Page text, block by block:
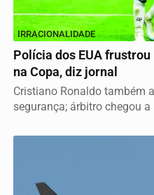
IRRACIONALIDADE
Polícia dos EUA
na Copa, diz jornal
Cristiano Ronaldo também
segurança; árbitro chegou a